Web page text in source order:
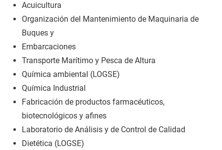
Acuicultura
Organización del Mantenimiento de Maquinaria de
Buques y
Embarcaciones
Transporte Marítimo y Pesca de Altura
Química ambiental (LOGSE)
Química Industrial
Fabricación de productos farmacéuticos,
biotecnológicos y afines
Laboratorio de Análisis y de Control de Calidad
Dietética (LOGSE)